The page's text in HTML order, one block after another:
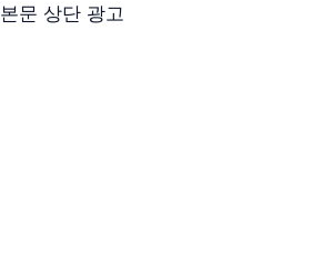
본문 상단 광고